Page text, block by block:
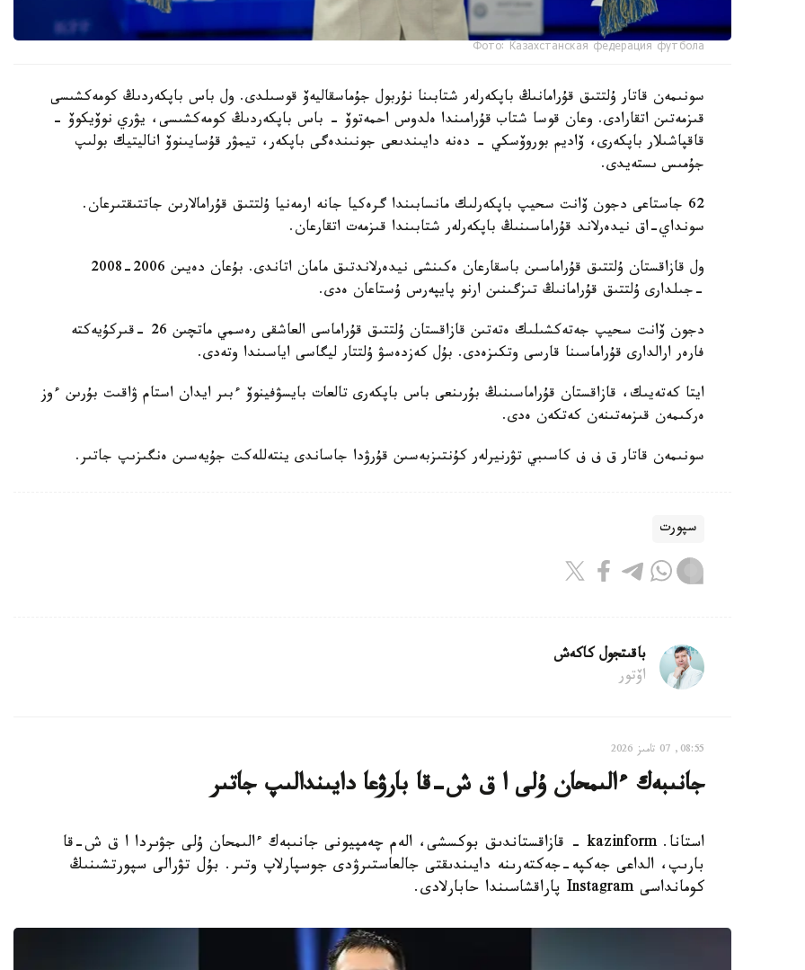
Фото: Казахстанская федерация футбола
سونىمەن قاتار ۇلتتىق قۇرامانىڭ باپكەرلەر شتابىنا نۇربول جۇماسقاليەۆ قوسىلدى. ول باس باپكەردىڭ كومەكشىسى
قىزمەتىن اتقارادى. وعان قوسا شتاب قۇرامىندا ەلدوس احمەتوۆ - باس باپكەردىڭ كومەكشىسى، يۋري نوۆيكوۆ -
قاقپاشىلار باپكەرى، ۆاديم بوروۆسكي - دەنە دايىندىعى جونىندەگى باپكەر، تيمۋر قۇسايىنوۆ اناليتيك بولىپ
جۇمىس ىستەيدى.
62 جاستاعى دجون ۆانت سحيپ باپكەرلىك مانسابىندا گرەكيا جانە ارمەنيا ۇلتتىق قۇرامالارىن جاتتىقتىرعان.
سونداي-اق نيدەرلاند قۇراماسىنىڭ باپكەرلەر شتابىندا قىزمەت اتقارعان.
ول قازاقستان ۇلتتىق قۇراماسىن باسقارعان ەكىنشى نيدەرلاندتىق مامان اتاندى. بۇعان دەيىن 2006-2008
-جىلدارى ۇلتتىق قۇرامانىڭ تىزگىنىن ارنو پايپەرس ۇستاعان ەدى.
دجون ۆانت سحيپ جەتەكشىلىك ەتەتىن قازاقستان ۇلتتىق قۇراماسى العاشقى رەسمي ماتچىن 26 -قىركۇيەكتە
فارەر ارالدارى قۇراماسىنا قارسى وتكىزەدى. بۇل كەزدەسۋ ۇلتتار ليگاسى اياسىندا وتەدى.
ايتا كەتەيىك، قازاقستان قۇراماسىنىڭ بۇرىنعى باس باپكەرى تالعات بايسۋفينوۆ ءبىر ايدان استام ۋاقىت بۇرىن ءوز
ەركىمەن قىزمەتىنەن كەتكەن ەدى.
سونىمەن قاتار ق ف ف كاسىبي تۋرنيرلەر كۇنتىزبەسىن قۇرۋدا جاساندى ينتەللەكت جۇيەسىن ەنگىزىپ جاتىر.
سپورت
باقىتجول كاكەش
اۆتور
08:55, 07 تامىز 2026
جانىبەك ءالىمحان ۇلى ا ق ش-قا بارۋعا دايىندالىپ جاتىر
استانا. kazinform - قازاقستاندىق بوكسشى، الەم چەمپيونى جانىبەك ءالىمحان ۇلى جۋىردا ا ق ش-قا
بارىپ، الداعى جەكپە-جەكتەرىنە دايىندىقتى جالعاستىرۋدى جوسپارلاپ وتىر. بۇل تۋرالى سپورتشىنىڭ
كومانداسى Instagram پاراقشاسىندا حابارلادى.